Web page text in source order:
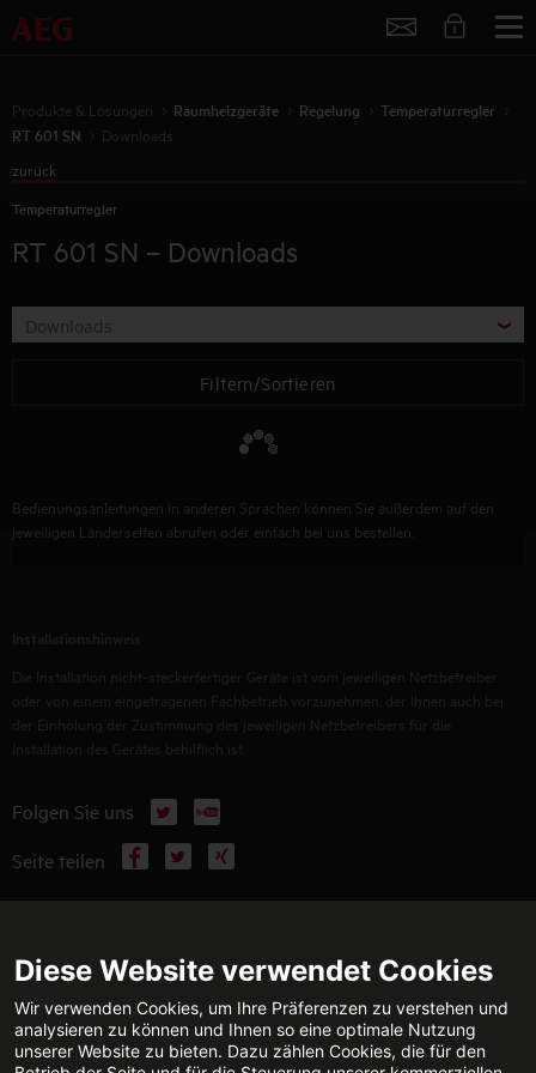
Service
Produkte & Lösungen Raumheizgeräte Regelung
Temperaturregler
RT 601 SN
Downloads
zurück
Temperaturregler
RT 601 SN – Downloads
Downloads
Filtern/Sortieren
Bedienungsanleitungen in anderen Sprachen können Sie außerdem auf den
jeweiligen Länderseiten abrufen oder einfach bei uns bestellen.
Folgen Sie uns X
YouTube
Seite teilen
Facebook
X Xing
TECHNISCHE BERATUNG KONTAKT
Diese Website verwendet Cookies
Wir verwenden Cookies, um Ihre Präferenzen zu verstehen und
analysieren zu können und Ihnen so eine optimale Nutzung
unserer Website zu bieten. Dazu zählen Cookies, die für den